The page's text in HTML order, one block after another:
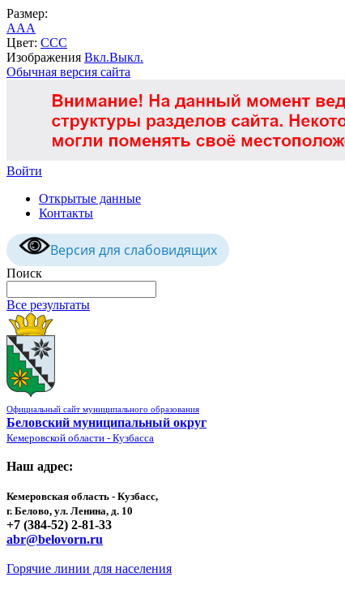
Размер:
AAA
Цвет: CCC
Изображения Вкл.Выкл.
Обычная версия сайта
Войти
Открытые данные
Контакты
Версия для слабовидящих
Поиск
Все результаты
Официальный сайт муниципального образования
Беловский муниципальный округ
Кемеровской области - Кузбасса
Наш адрес:
Кемеровская область - Кузбасс,
г. Белово, ул. Ленина, д. 10
+7 (384-52) 2-81-33
abr@belovorn.ru
Горячие линии для населения